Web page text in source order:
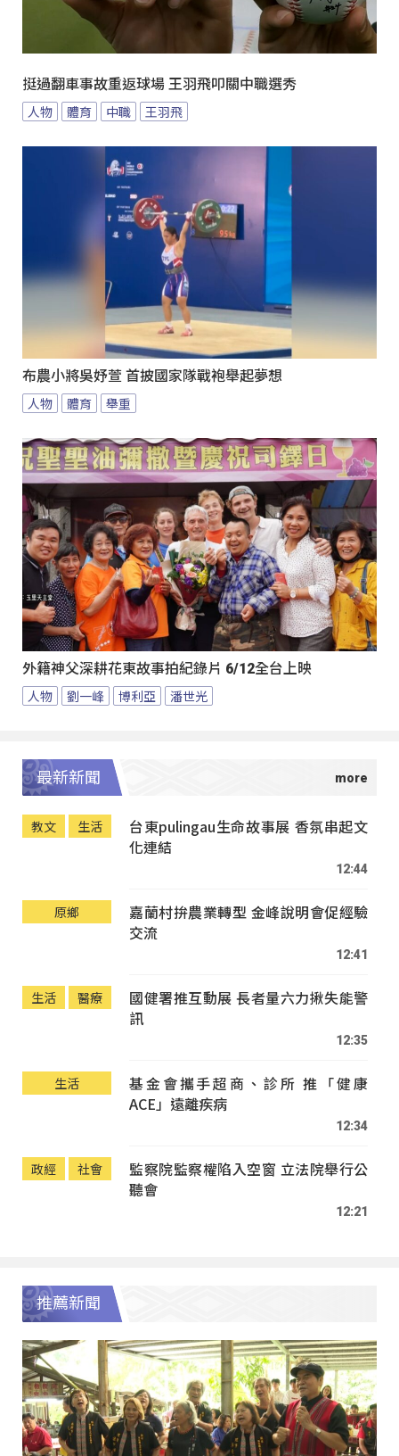
挺過翻車事故重返球場 王羽飛叩關中職選秀
人物 體育 中職 王羽飛
布農小將吳妤萱 首披國家隊戰袍舉起夢想
人物 體育 舉重
外籍神父深耕花東故事拍紀錄片 6/12全台上映
人物 劉一峰 博利亞 潘世光
最新新聞
教文 生活
台東pulingau生命故事展 香氛串起文
化連結
12:44
原鄉
嘉蘭村拚農業轉型 金峰說明會促經驗
交流
12:41
生活 醫療
國健署推互動展 長者量六力揪失能警
訊
12:35
生活
基金會攜手超商、診所 推「健康
ACE」遠離疾病
12:34
政經 社會
監察院監察權陷入空窗 立法院舉行公
聽會
12:21
推薦新聞